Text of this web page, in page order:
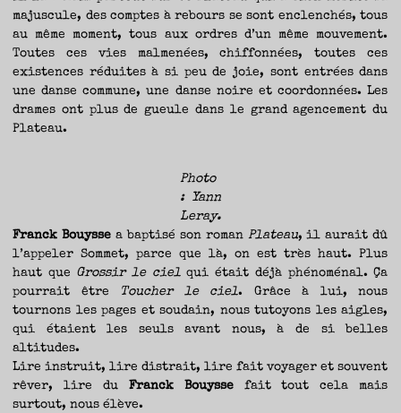
majuscule, des comptes à rebours se sont enclenchés, tous
au même moment, tous aux ordres d’un même mouvement.
Toutes ces vies malmenées, chiffonnées, toutes ces
existences réduites à si peu de joie, sont entrées dans
une danse commune, une danse noire et coordonnées. Les
drames ont plus de gueule dans le grand agencement du
Plateau.
Photo
: Yann
Leray.
Franck Bouysse a baptisé son roman Plateau, il aurait dû
l’appeler Sommet, parce que là, on est très haut. Plus
haut que Grossir le ciel qui était déjà phénoménal. Ça
pourrait être
Toucher le ciel. Grâce à lui, nous
tournons les pages et soudain, nous tutoyons les aigles,
qui étaient les seuls avant nous, à de si belles
altitudes.
Lire instruit, lire distrait, lire fait voyager et souvent
rêver, lire duFranck Bouysse fait tout cela mais
surtout, nous élève.